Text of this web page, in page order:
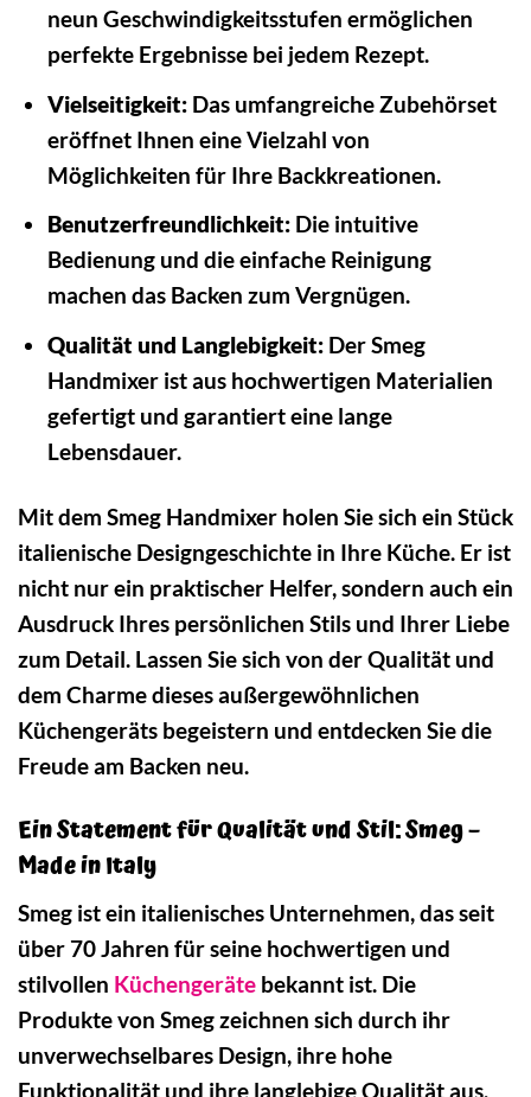
neun Geschwindigkeitsstufen ermöglichen
perfekte Ergebnisse bei jedem Rezept.
Vielseitigkeit:Das umfangreiche Zubehörset
eröffnet Ihnen eine Vielzahl von
Möglichkeiten für Ihre Backkreationen.
Benutzerfreundlichkeit:Die intuitive
Bedienung und die einfache Reinigung
machen das Backen zum Vergnügen.
Qualität und Langlebigkeit:Der Smeg
Handmixer ist aus hochwertigen Materialien
gefertigt und garantiert eine lange
Lebensdauer.
Mit dem Smeg Handmixer holen Sie sich ein Stück
italienische Designgeschichte in Ihre Küche. Er ist
nicht nur ein praktischer Helfer, sondern auch ein
Ausdruck Ihres persönlichen Stils und Ihrer Liebe
zum Detail. Lassen Sie sich von der Qualität und
dem Charme dieses außergewöhnlichen
Küchengeräts begeistern und entdecken Sie die
Freude am Backen neu.
Ein Statement für Qualität und Stil: Smeg –
Made in Italy
Smeg ist ein italienisches Unternehmen, das seit
über 70 Jahren für seine hochwertigen und
stilvollen Küchengeräte bekannt ist. Die
Produkte von Smeg zeichnen sich durch ihr
unverwechselbares Design, ihre hohe
Funktionalität und ihre langlebige Qualität aus.